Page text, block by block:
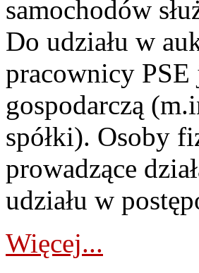
samochodów
Do udziału w
pracownicy PSE
gospodarczą
spółki). Osoby
prowadzące
udziału w
Więcej...